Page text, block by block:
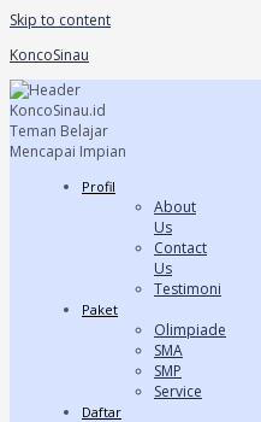
Skip to content
KoncoSinau
Profil
About
Us
Contact
Us
Testimoni
Paket
Olimpiade
SMA
SMP
Service
Daftar